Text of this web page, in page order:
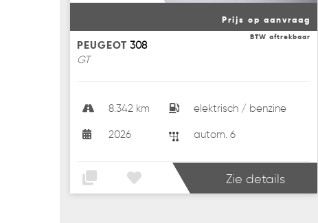
Prijs op aanvraag
BTW aftrekbaar
PEUGEOT 308
GT
8.342 km elektrisch / benzine
2026 autom. 6
Zie details